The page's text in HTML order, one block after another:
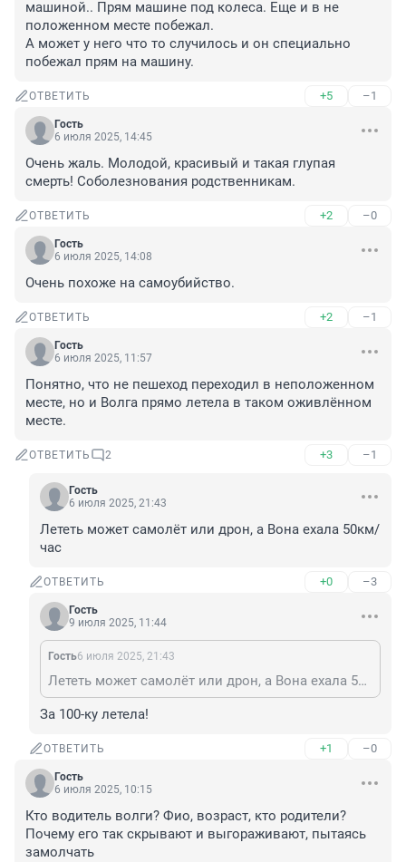
машиной.. Прям машине под колеса. Еще и в не
положенном месте побежал.
А может у него что то случилось и он специально
побежал прям на машину.
ОТВЕТИТЬ +5 –1
Гость
6 июля 2025, 14:45
Очень жаль. Молодой, красивый и такая глупая
смерть! Соболезнования родственникам.
ОТВЕТИТЬ +2 –0
Гость
6 июля 2025, 14:08
Очень похоже на самоубийство.
ОТВЕТИТЬ +2 –1
Гость
6 июля 2025, 11:57
Понятно, что не пешеход переходил в неположенном
месте, но и Волга прямо летела в таком оживлённом
месте.
ОТВЕТИТЬ 2 +3 –1
Гость
6 июля 2025, 21:43
Лететь может самолёт или дрон, а Вона ехала 50км/
час
ОТВЕТИТЬ +0 –3
Гость
9 июля 2025, 11:44
Гость6 июля 2025, 21:43
Лететь может самолёт или дрон, а Вона ехала 50км/час
За 100-ку летела!
ОТВЕТИТЬ +1 –0
Гость
6 июля 2025, 10:15
Кто водитель волги? Фио, возраст, кто родители?
Почему его так скрывают и выгораживают, пытаясь
замолчать